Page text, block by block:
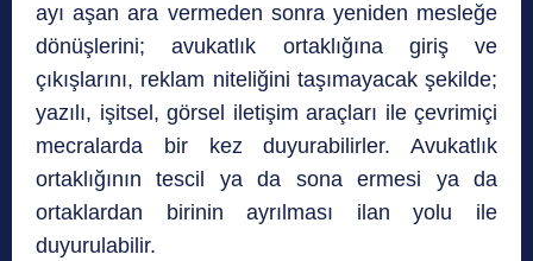
ayı aşan ara vermeden sonra yeniden mesleğe
dönüşlerini; avukatlık ortaklığına giriş ve
çıkışlarını, reklam niteliğini taşımayacak şekilde;
yazılı, işitsel, görsel iletişim araçları ile çevrimiçi
mecralarda bir kez duyurabilirler. Avukatlık
ortaklığının tescil ya da sona ermesi ya da
ortaklardan birinin ayrılması ilan yolu ile
duyurulabilir.